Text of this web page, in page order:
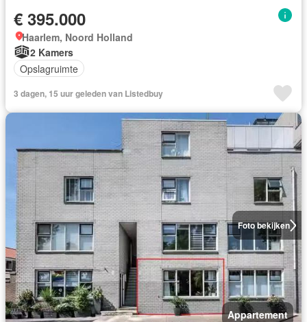
€ 395.000
Haarlem, Noord Holland
2 Kamers
Opslagruimte
3 dagen, 15 uur geleden van Listedbuy
Foto bekijken
Appartement